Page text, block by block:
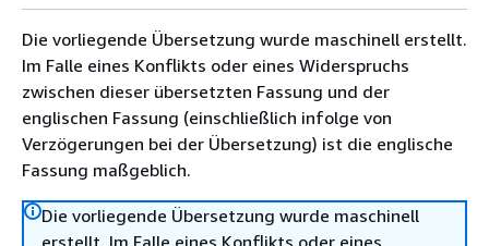
Die vorliegende Übersetzung wurde maschinell erstellt.
Im Falle eines Konflikts oder eines Widerspruchs
zwischen dieser übersetzten Fassung und der
englischen Fassung (einschließlich infolge von
Verzögerungen bei der Übersetzung) ist die englische
Fassung maßgeblich.
Die vorliegende Übersetzung wurde maschinell
erstellt. Im Falle eines Konflikts oder eines